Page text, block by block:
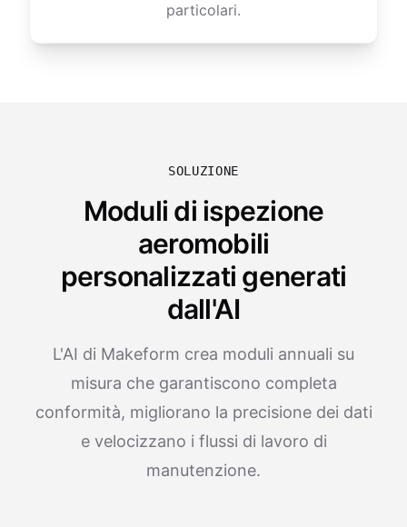
particolari.
SOLUZIONE
Moduli di ispezione
aeromobili
personalizzati generati
dall'AI
L'AI di Makeform crea moduli annuali su
misura che garantiscono completa
conformità, migliorano la precisione dei dati
e velocizzano i flussi di lavoro di
manutenzione.